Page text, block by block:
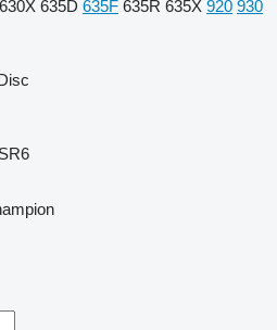
630X 635D 635F 635R 635X 920 930